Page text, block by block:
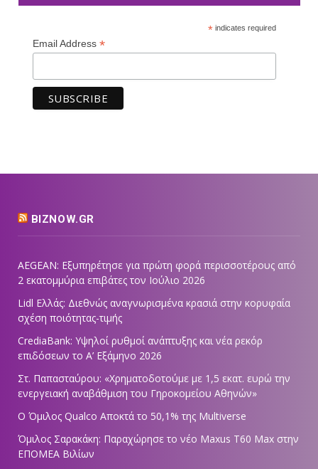
*indicates required
Email Address *
BIZNOW.GR
AEGEAN: Εξυπηρέτησε για πρώτη φορά περισσοτέρους από
2 εκατομμύρια επιβάτες τον Ιούλιο 2026
Lidl Ελλάς: Διεθνώς αναγνωρισμένα κρασιά στην κορυφαία
σχέση ποιότητας-τιμής
CrediaBank: Υψηλοί ρυθμοί ανάπτυξης και νέα ρεκόρ
επιδόσεων το Α’ Εξάμηνο 2026
Στ. Παπασταύρου: «Χρηματοδοτούμε με 1,5 εκατ. ευρώ την
ενεργειακή αναβάθμιση του Γηροκομείου Αθηνών»
Ο Όμιλος Qualco Αποκτά το 50,1% της Multiverse
Όμιλος Σαρακάκη: Παραχώρησε το νέο Maxus T60 Max στην
ΕΠΟΜΕΑ Βιλίων